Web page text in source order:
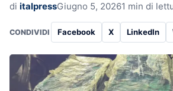
di italpressGiugno 5, 20261 min di
CONDIVIDI Facebook X LinkedIn